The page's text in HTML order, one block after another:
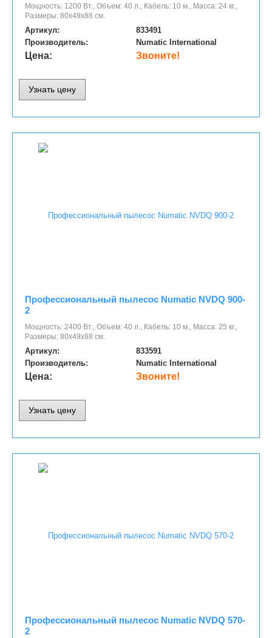
Мощность: 1200 Вт., Объем: 40 л., Кабель: 10 м., Масса: 24 кг.,
Размеры: 80х49х88 см.
Артикул:
833491
Производитель:
Numatic International
Цена: Звоните!
Узнать цену
Профессиональный пылесос Numatic NVDQ 900-
2
Мощность: 2400 Вт., Объем: 40 л., Кабель: 10 м., Масса: 25 кг.,
Размеры: 80х49х88 см.
Артикул:
833591
Производитель:
Numatic International
Цена: Звоните!
Узнать цену
Профессиональный пылесос Numatic NVDQ 570-
2